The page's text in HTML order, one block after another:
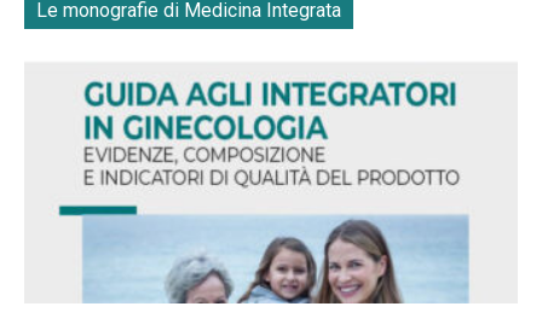
Le monografie di Medicina Integrata